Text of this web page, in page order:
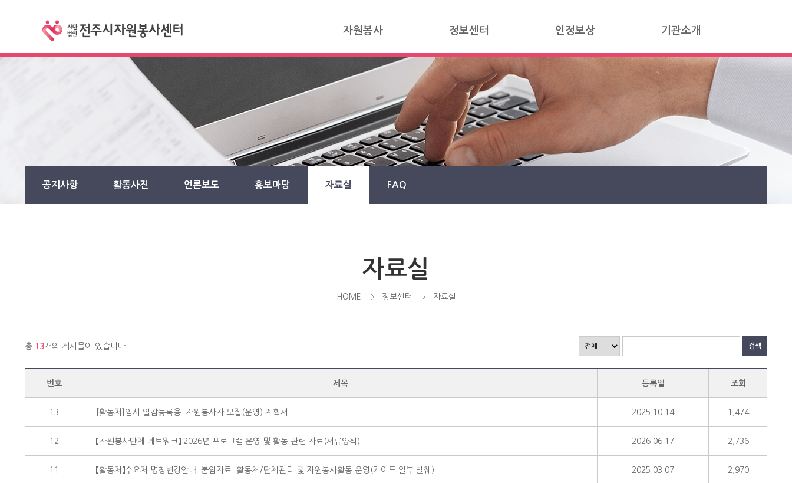
자원봉사 정보센터 인정보상 기관소개
공지사항 활동사진 언론보도 홍보마당 자료실 FAQ
자료실
HOME 정보센터 자료실
총 13개의 게시물이 있습니다. 검색
번호 제목 등록일 조회
13 [활동처]임시 일감등록용_자원봉사자 모집(운영) 계획서 2025.10.14 1,474
12 【자원봉사단체 네트워크】 2026년 프로그램 운영 및 활동 관련 자료(서류양식) 2026.06.17 2,736
11 【활동처】수요처 명칭변경안내_붙임자료_활동처/단체관리 및 자원봉사활동 운영(가이드 일부 발췌) 2025.03.07 2,970